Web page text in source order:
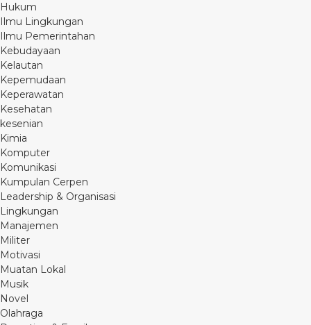
Hukum
Ilmu Lingkungan
Ilmu Pemerintahan
Kebudayaan
Kelautan
Kepemudaan
Keperawatan
Kesehatan
kesenian
Kimia
Komputer
Komunikasi
Kumpulan Cerpen
Leadership & Organisasi
Lingkungan
Manajemen
Militer
Motivasi
Muatan Lokal
Musik
Novel
Olahraga